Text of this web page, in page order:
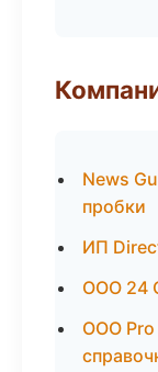
News
пробки
ИП
ООО 24
ООО